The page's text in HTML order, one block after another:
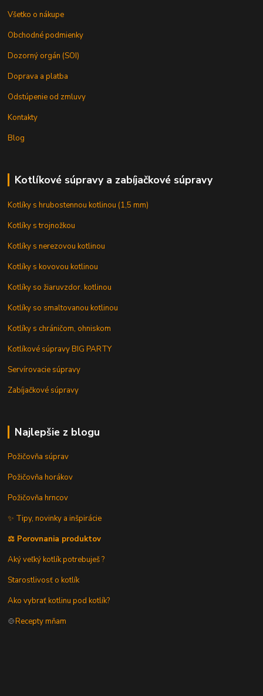
Všetko o nákupe
Obchodné podmienky
Dozorný orgán (SOI)
Doprava a platba
Odstúpenie od zmluvy
Kontakty
Blog
Kotlíkové súpravy a zabíjačkové súpravy
Kotlíky s hrubostennou kotlinou (1,5 mm)
Kotlíky s trojnožkou
Kotlíky s nerezovou kotlinou
Kotlíky s kovovou kotlinou
Kotlíky so žiaruvzdor. kotlinou
Kotlíky so smaltovanou kotlinou
Kotlíky s chráničom, ohniskom
Kotlíkové súpravy BIG PARTY
Servírovacie súpravy
Zabíjačkové súpravy
Najlepšie z blogu
Požičovňa súprav
Požičovňa horákov
Požičovňa hrncov
✨ Tipy, novinky a inšpirácie
⚖️ Porovnania produktov
Aký veľký kotlík potrebuješ ?
Starostlivosť o kotlík
Ako vybrať kotlinu pod kotlík?
🍲Recepty mňam